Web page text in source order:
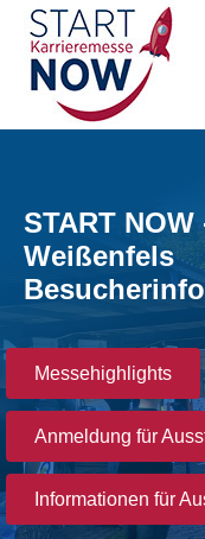
START
Weißenfels
Messehighlights
Anmeldung für
Informationen für